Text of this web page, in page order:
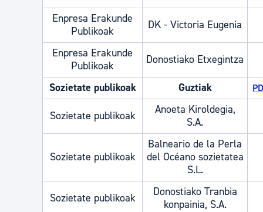
Enpresa Erakunde
Publikoak
DK - Victoria Eugenia
Enpresa Erakunde
Publikoak
Donostiako Etxegintza
Sozietate publikoak Guztiak
Sozietate publikoak
Anoeta Kiroldegia,
S.A.
Sozietate publikoak
Balneario de la Perla
del Océano sozietatea
S.L.
Sozietate publikoak
Donostiako Tranbia
konpainia, S.A.